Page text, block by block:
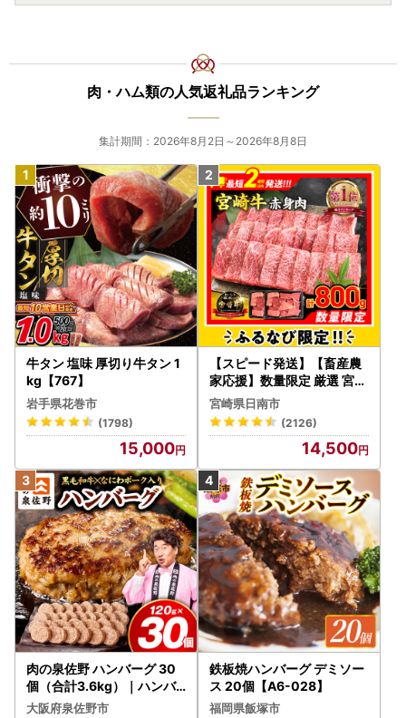
肉・ハム類の人気返礼品ランキング
集計期間：2026年8月2日～2026年8月8日
牛タン 塩味 厚切り牛タン 1
kg【767】
岩手県花巻市
(1798)
15,000
【スピード発送】【畜産農
家応援】数量限定 厳選 宮崎
牛 赤身 焼肉 計800g FN-Li
mited-PR_BDV5-26-2W
宮崎県日南市
(2126)
14,500
肉の泉佐野 ハンバーグ 30
個（合計3.6kg）｜ハンバ
ーグ 訳あり 黒毛和牛×なに
大阪府泉佐野市
鉄板焼ハンバーグ デミソー
ス 20個【A6-028】
福岡県飯塚市